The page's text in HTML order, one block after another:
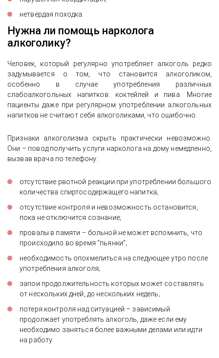
нетвердая походка.
Нужна ли помощь нарколога
алкоголику?
Человек, который регулярно употребляет алкоголь редко
задумывается о том, что становится алкоголиком,
особенно в случае употребления различных
слабоалкогольных напитков: коктейлей и пива. Многие
пациенты даже при регулярном употреблении алкогольных
напитков не считают себя алкоголиками, что ошибочно.
Признаки алкоголизма скрыть практически невозможно.
Они – повод получить услуги нарколога на дому немедленно,
вызвав врача по телефону:
отсутствие рвотной реакции при употреблении большого
количества спиртосодержащего напитка;
отсутствие контроля и невозможность остановится,
пока не отключится сознание;
провалы в памяти – больной не может вспомнить, что
происходило во время “пьянки”;
необходимость опохмелиться на следующее утро после
употребления алкоголя;
запои продолжительность которых может составлять
от нескольких дней, до нескольких недель;
потеря контроля над ситуацией – зависимый
продолжает употреблять алкоголь, даже если ему
необходимо заняться более важными делами или идти
на работу.